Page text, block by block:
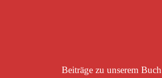
Beiträge zu unserem Buch